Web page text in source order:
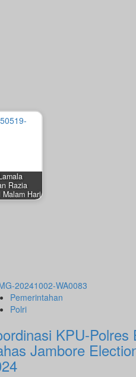
Razia
Hari
Pemerintahan
Polri
KPU-Polres
Jambore